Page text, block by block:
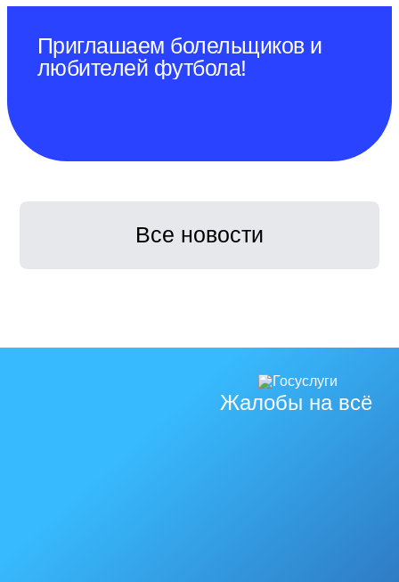
Приглашаем болельщиков и
любителей футбола!
Все новости
Жалобы на всё